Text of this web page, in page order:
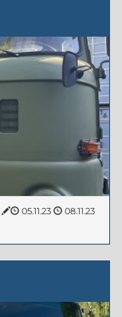
08.11.23
05.11.23